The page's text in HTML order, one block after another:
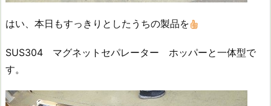
はい、本日もすっきりとしたうちの製品を
SUS304 マグネットセパレーター ホッパーと一体型で
す。